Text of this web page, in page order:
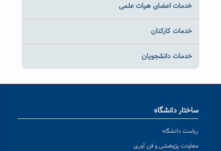
خدمات اعضای هیات علمی
خدمات کارکنان
خدمات دانشجویان
ساختار دانشگاه
ریاست دانشگاه
معاونت پژوهشی و فن آوری